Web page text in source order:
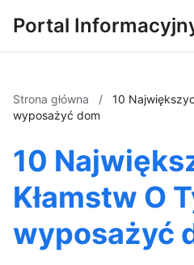
Portal
Strona główna /
10
wyposażyć dom
10
Kłamstw O
wyposażyć